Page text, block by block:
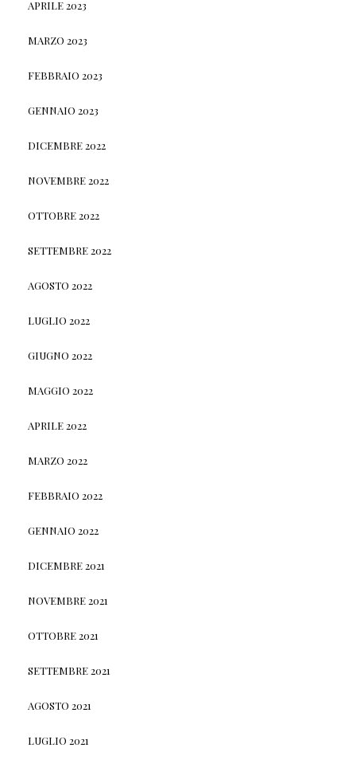
APRILE 2023
MARZO 2023
FEBBRAIO 2023
GENNAIO 2023
DICEMBRE 2022
NOVEMBRE 2022
OTTOBRE 2022
SETTEMBRE 2022
AGOSTO 2022
LUGLIO 2022
GIUGNO 2022
MAGGIO 2022
APRILE 2022
MARZO 2022
FEBBRAIO 2022
GENNAIO 2022
DICEMBRE 2021
NOVEMBRE 2021
OTTOBRE 2021
SETTEMBRE 2021
AGOSTO 2021
LUGLIO 2021